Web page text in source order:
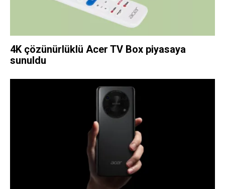
4K çözünürlüklü Acer TV Box piyasaya
sunuldu